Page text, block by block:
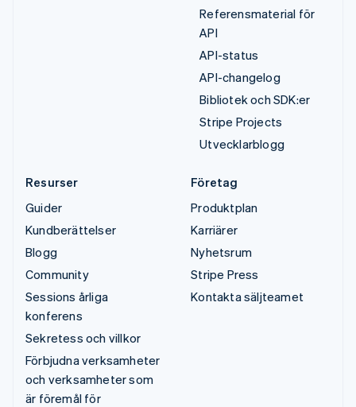
Referensmaterial för
API
API-status
API-changelog
Bibliotek och SDK:er
Stripe Projects
Utvecklarblogg
Resurser
Guider
Kundberättelser
Blogg
Community
Sessions årliga
konferens
Sekretess och villkor
Förbjudna verksamheter
och verksamheter som
är föremål för
Företag
Produktplan
Karriärer
Nyhetsrum
Stripe Press
Kontakta säljteamet